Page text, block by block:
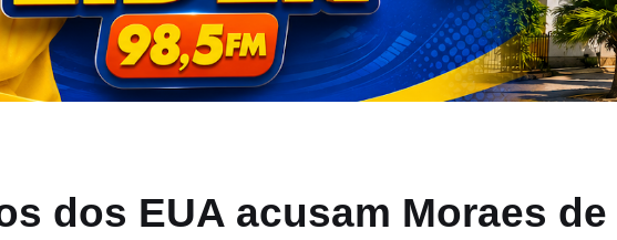
dos EUA acusam Moraes de